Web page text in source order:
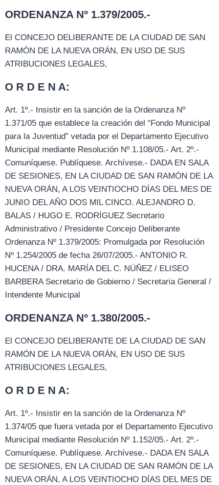
ORDENANZA Nº 1.379/2005.-
El CONCEJO DELIBERANTE DE LA CIUDAD DE SAN
RAMÓN DE LA NUEVA ORÁN, EN USO DE SUS
ATRIBUCIONES LEGALES,
O R D E N A:
Art. 1º.- Insistir en la sanción de la Ordenanza Nº
1.371/05 que establece la creación del “Fondo Municipal
para la Juventud” vetada por el Departamento Ejecutivo
Municipal mediante Resolución Nº 1.108/05.- Art. 2º.-
Comuníquese. Publíquese. Archívese.- DADA EN SALA
DE SESIONES, EN LA CIUDAD DE SAN RAMÓN DE LA
NUEVA ORÁN, A LOS VEINTIOCHO DÍAS DEL MES DE
JUNIO DEL AÑO DOS MIL CINCO. ALEJANDRO D.
BALAS / HUGO E. RODRÍGUEZ Secretario
Administrativo / Presidente Concejo Deliberante
Ordenanza Nº 1.379/2005: Promulgada por Resolución
Nº 1.254/2005 de fecha 26/07/2005.- ANTONIO R.
HUCENA / DRA. MARÍA DEL C. NÚÑEZ / ELISEO
BARBERA Secretario de Gobierno / Secretaria General /
Intendente Municipal
ORDENANZA Nº 1.380/2005.-
El CONCEJO DELIBERANTE DE LA CIUDAD DE SAN
RAMÓN DE LA NUEVA ORÁN, EN USO DE SUS
ATRIBUCIONES LEGALES,
O R D E N A:
Art. 1º.- Insistir en la sanción de la Ordenanza Nº
1.374/05 que fuera vetada por el Departamento Ejecutivo
Municipal mediante Resolución Nº 1.152/05.- Art. 2º.-
Comuníquese. Publíquese. Archívese.- DADA EN SALA
DE SESIONES, EN LA CIUDAD DE SAN RAMÓN DE LA
NUEVA ORÁN, A LOS VEINTIOCHO DÍAS DEL MES DE